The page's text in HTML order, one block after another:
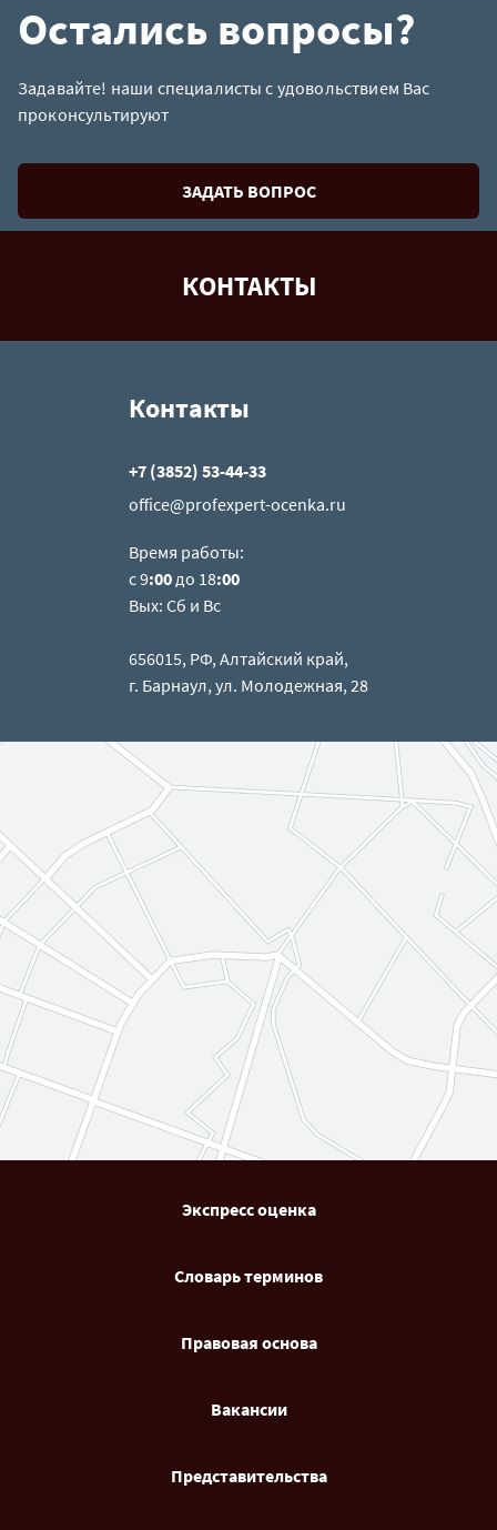
Остались вопросы?
Задавайте! наши специалисты с удовольствием Вас
проконсультируют
ЗАДАТЬ ВОПРОС
КОНТАКТЫ
Контакты
+7 (3852) 53-44-33
office@profexpert-ocenka.ru
Время работы:
с 9:00до 18:00
Вых: Сб и Вс
656015, РФ, Алтайский край,
г. Барнаул, ул. Молодежная, 28
Экспресс оценка
Словарь терминов
Правовая основа
Вакансии
Представительства